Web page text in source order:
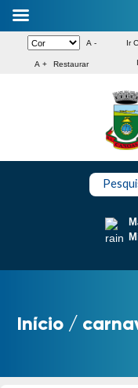
A -
A + Restaurar
Ir
Início /